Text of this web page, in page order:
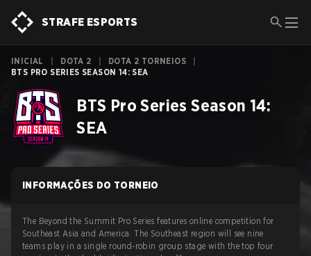
STRAFE ESPORTS
INICIAL DOTA 2 DOTA 2 TORNEIOS
BTS PRO SERIES SEASON 14: SEA
BTS Pro Series Season 14:
SEA
INFORMAÇÕES DO TORNEIO
The Beyond the Summit Pro Series features online competition for
Southeast Asia and America. The Southeast region will see nine
teams play in a single round-robin group stage with the top four